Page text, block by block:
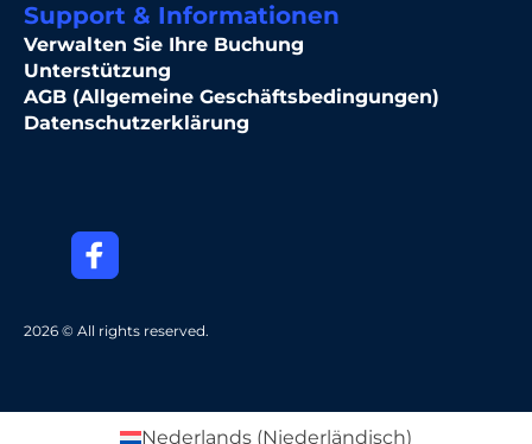
2026 © All rights reserved.
Support & Informationen
Verwalten Sie Ihre Buchung
Unterstützung
AGB (Allgemeine Geschäftsbedingungen)
Datenschutzerklärung
Nederlands (Niederländisch)